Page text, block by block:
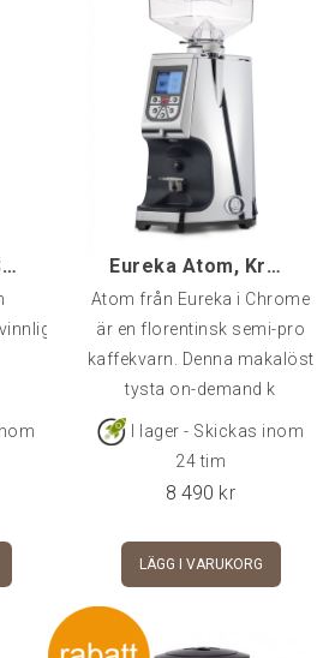
Eureka Mignon Specialita, Krom Eureka Atom, Krom
Atom från Eureka i Chrome
är en florentinsk semi-pro
kaffekvarn. Denna makalöst
tysta on-demand k
I lager - Skickas inom
24 tim
8 490 kr
LÄGG I VARUKORG